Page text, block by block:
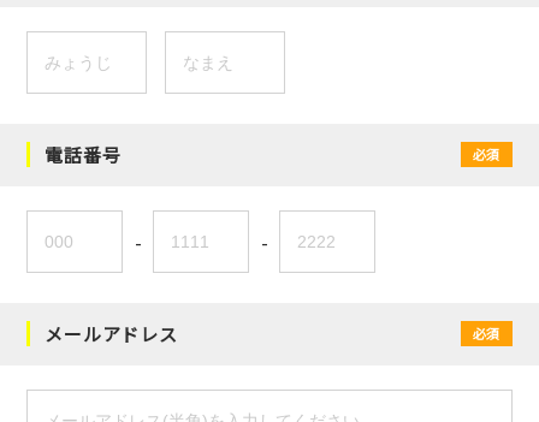
電話番号 必須
- -
メールアドレス 必須